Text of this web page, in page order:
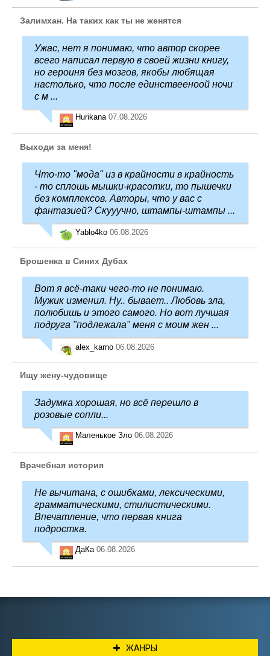
Залимхан. На таких как ты не женятся
Ужас, нет я понимаю, что автор скорее
всего написал первую в своей жизни книгу,
но героиня без мозгов, якобы любящая
настолько, что после единствееноой ночи
с м ...
Hurikana 07.08.2026
Выходи за меня!
Что-то "мода" из в крайности в крайность
- то сплошь мышки-красотки, то пышечки
без комплексов. Авторы, что у вас с
фантазией? Скууучно, штампы-штампы ...
Yablo4ko 06.08.2026
Брошенка в Синих Дубах
Вот я всё-таки чего-то не понимаю.
Мужик изменил. Ну.. бывает.. Любовь зла,
полюбишь и этого самого. Но вот лучшая
подруга "подлежала" меня с моим жен ...
alex_karno 06.08.2026
Ищу жену-чудовище
Задумка хорошая, но всё перешло в
розовые сопли...
Маленькое Зло 06.08.2026
Врачебная история
Не вычитана, с ошибками, лексическими,
грамматическими, стилистическими.
Впечатление, что первая книга
подростка.
ДаКа 06.08.2026
ЖАНРЫ